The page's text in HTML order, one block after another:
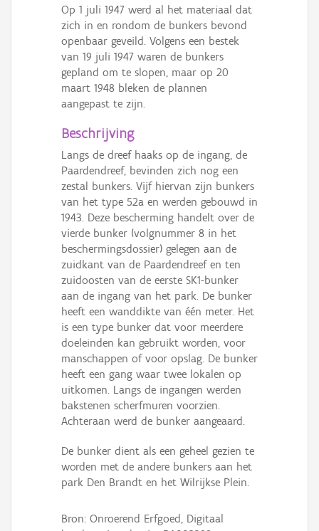
Op 1 juli 1947 werd al het materiaal dat
zich in en rondom de bunkers bevond
openbaar geveild. Volgens een bestek
van 19 juli 1947 waren de bunkers
gepland om te slopen, maar op 20
maart 1948 bleken de plannen
aangepast te zijn.
Beschrijving
Langs de dreef haaks op de ingang, de
Paardendreef, bevinden zich nog een
zestal bunkers. Vijf hiervan zijn bunkers
van het type 52a en werden gebouwd in
1943. Deze bescherming handelt over de
vierde bunker (volgnummer 8 in het
beschermingsdossier) gelegen aan de
zuidkant van de Paardendreef en ten
zuidoosten van de eerste SK1-bunker
aan de ingang van het park. De bunker
heeft een wanddikte van één meter. Het
is een type bunker dat voor meerdere
doeleinden kan gebruikt worden, voor
manschappen of voor opslag. De bunker
heeft een gang waar twee lokalen op
uitkomen. Langs de ingangen werden
bakstenen scherfmuren voorzien.
Achteraan werd de bunker aangeaard.
De bunker dient als een geheel gezien te
worden met de andere bunkers aan het
park Den Brandt en het Wilrijkse Plein.
Bron: Onroerend Erfgoed, Digitaal